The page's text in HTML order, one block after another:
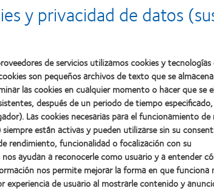
la
mejor
a
la Premio
100)
(2012)
Sobre nosotros
Carreras
Noticias
Contacto
y privacidad de datos
de servicios utilizamos cookies y tecnologías
son pequeños archivos de texto que se
las cookies en cualquier momento o hacer que se
después de un periodo de tiempo
Las cookies necesarias para el funcionamiento
siempre están activas y pueden utilizarse sin su
rendimiento, funcionalidad o focalización con su
ayudan a reconocerle como usuario y a entender
nos permite mejorar la forma en que funciona
de usuario al mostrarle contenido y